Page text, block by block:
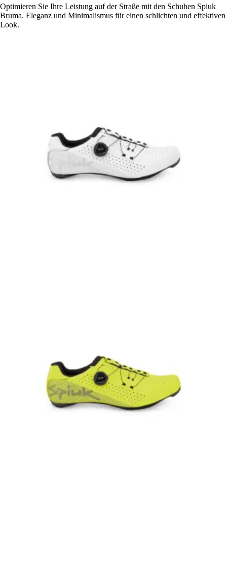
Optimieren Sie Ihre Leistung auf der Straße mit den Schuhen Spiuk
Bruma. Eleganz und Minimalismus für einen schlichten und effektiven
Look.